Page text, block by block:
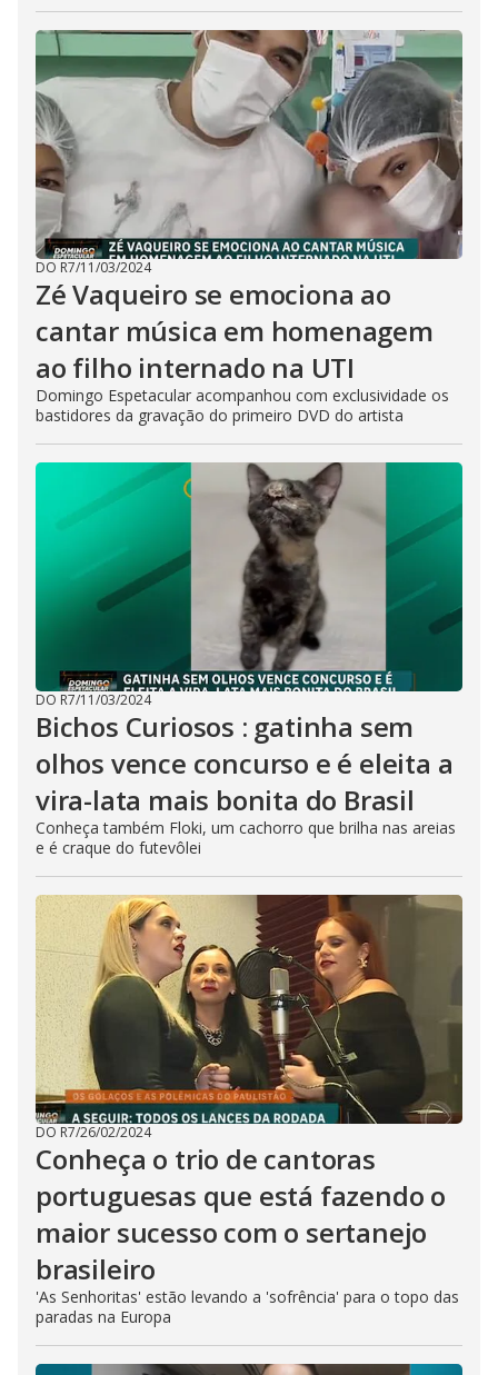
DO R7/11/03/2024
Zé Vaqueiro se emociona ao
cantar música em homenagem
ao filho internado na UTI
Domingo Espetacular acompanhou com exclusividade os
bastidores da gravação do primeiro DVD do artista
DO R7/11/03/2024
Bichos Curiosos : gatinha sem
olhos vence concurso e é eleita a
vira-lata mais bonita do Brasil
Conheça também Floki, um cachorro que brilha nas areias
e é craque do futevôlei
DO R7/26/02/2024
Conheça o trio de cantoras
portuguesas que está fazendo o
maior sucesso com o sertanejo
brasileiro
'As Senhoritas' estão levando a 'sofrência' para o topo das
paradas na Europa